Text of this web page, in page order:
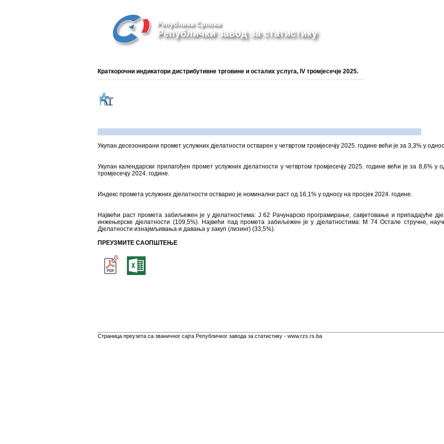
Република Српска
Републички завод за статистику
Краткорочни индикатори дистрибутивне трговине и осталих услуга, IV тромјесечје 2025.
Укупан десезонирани промет услужних дјелатности остварен у четвртом тромјесечју 2025. године већи је за 3,3% у
Укупан календарски прилагођен промет услужних дјелатности у четвртом тромјесечју 2025. године већи је за 8,6% у
тромјесечју 2024. године.
Индекс промета услужних дјелатности остварио је номинални раст од 16,1% у односу на просјек 2024. године.
Највећи раст промета забиљежен је у дјелатностима: J 62 Рачунарско програмирање, савјетовање и припадајуће
инжењерске дјелатности (109,5%). Највећи пад промета забиљежен је у дјелатностима: М 74 Остале стручне,
Дјелатности изнајмљивања и давања у закуп (лизинг) (33,5%).
ПРЕУЗМИТЕ САОПШТЕЊЕ
Страница преузета са званичног сајта Републичког завода за статистику - www.rzs.rs.ba